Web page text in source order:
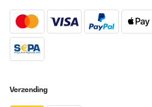
Verzending